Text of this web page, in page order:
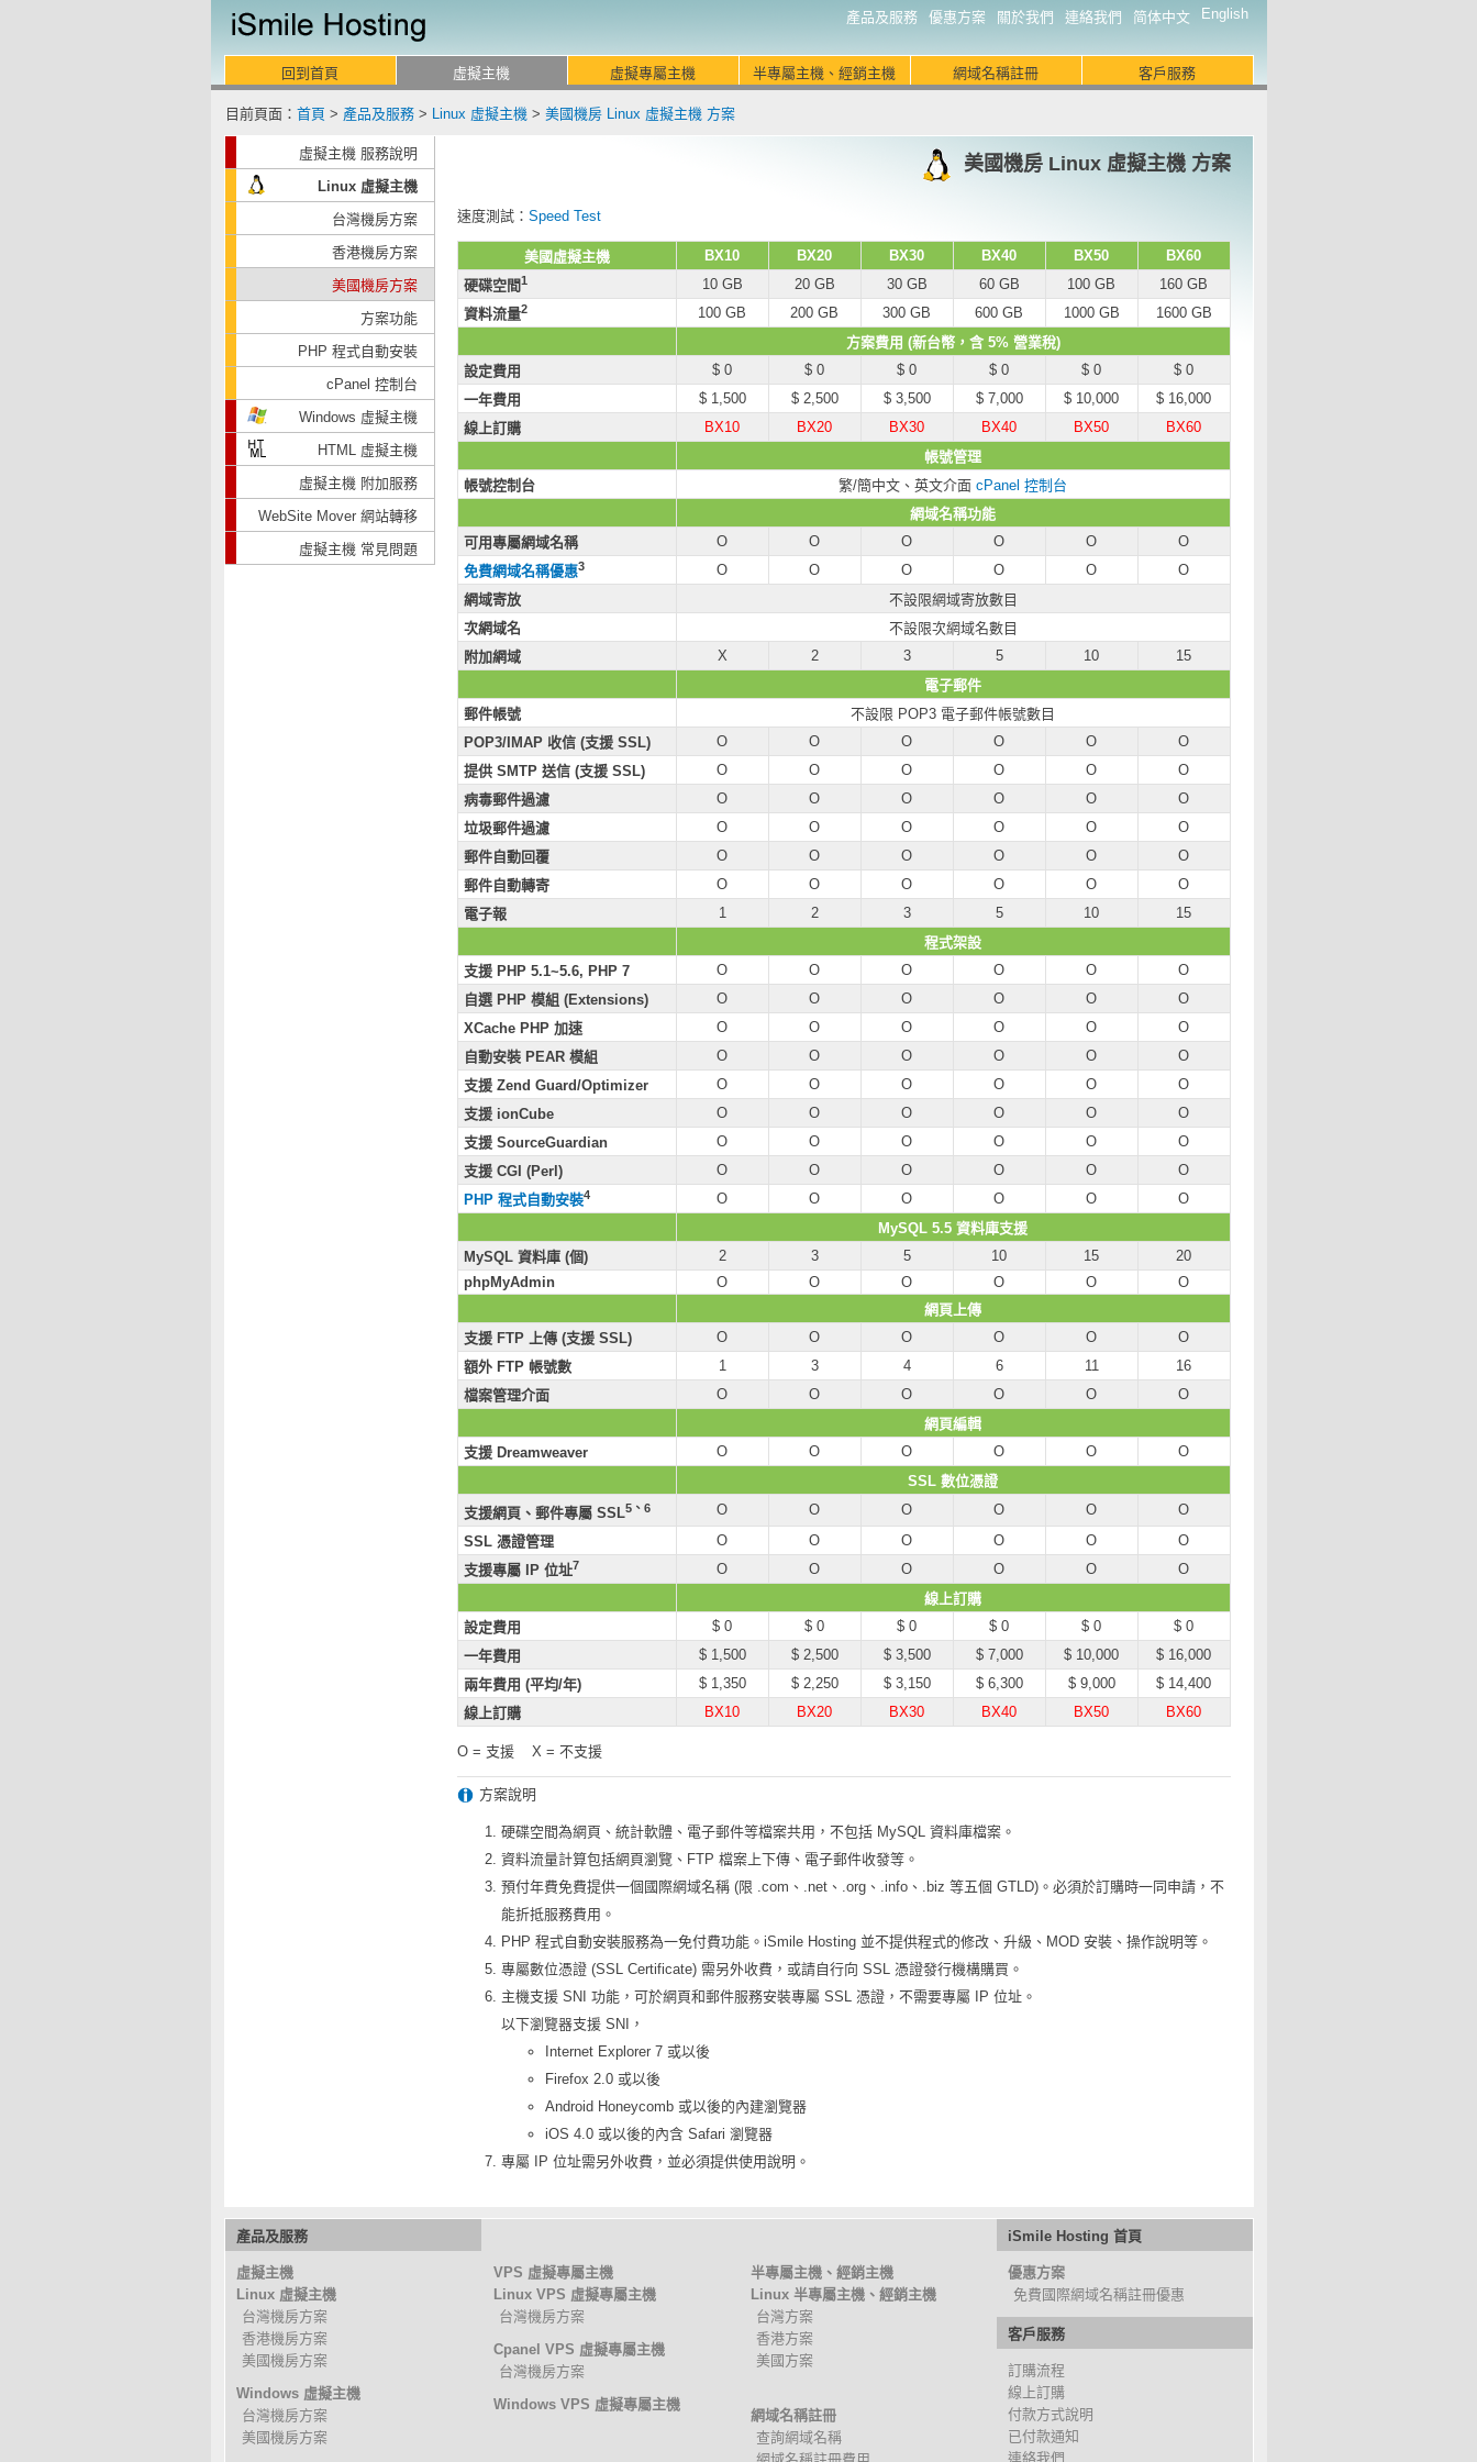
產品及服務 優惠方案 關於我們 連絡我們 简体中文 English
回到首頁 虛擬主機 虛擬專屬主機 半專屬主機、經銷主機 網域名稱註冊 客戶服務
目前頁面： 首頁 > 產品及服務> Linux 虛擬主機> 美國機房 Linux 虛擬主機 方案
虛擬主機 服務說明
Linux 虛擬主機
台灣機房方案
香港機房方案
美國機房方案
方案功能
PHP 程式自動安裝
cPanel 控制台
Windows 虛擬主機
HTML 虛擬主機
虛擬主機 附加服務
WebSite Mover 網站轉移
虛擬主機 常見問題
美國機房 Linux 虛擬主機 方案
速度測試： Speed Test
美國虛擬主機 BX10 BX20 BX30 BX40 BX50
BX60
硬碟空間1 10 GB 20 GB 30 GB 60 GB 100 GB
160 GB
資料流量2 100 GB 200 GB 300 GB 600 GB 1000 GB
1600 GB
方案費用 (新台幣，含 5% 營業稅)
設定費用
$ 0 $ 0 $ 0 $ 0 $ 0
$ 0
一年費用
$ 1,500 $ 2,500 $ 3,500 $ 7,000 $ 10,000
$ 16,000
線上訂購
BX10 BX20 BX30 BX40 BX50
BX60
帳號管理
帳號控制台
繁/簡中文、英文介面 cPanel 控制台
網域名稱功能
可用專屬網域名稱
O O O O O
O
免費網域名稱優惠3 O O O O O
O
網域寄放
不設限網域寄放數目
次網域名
不設限次網域名數目
附加網域
X 2 3 5 10
15
電子郵件
郵件帳號
不設限 POP3 電子郵件帳號數目
POP3/IMAP 收信 (支援 SSL)
O O O O O
O
提供 SMTP 送信 (支援 SSL)
O O O O O
O
病毒郵件過濾
O O O O O
O
垃圾郵件過濾
O O O O O
O
郵件自動回覆
O O O O O
O
郵件自動轉寄
O O O O O
O
電子報
1 2 3 5 10
15
程式架設
支援 PHP 5.1~5.6, PHP 7
O O O O O
O
自選 PHP 模組 (Extensions)
O O O O O
O
XCache PHP 加速
O O O O O
O
自動安裝 PEAR 模組
O O O O O
O
支援 Zend Guard/Optimizer
O O O O O
O
支援 ionCube
O O O O O
O
支援 SourceGuardian
O O O O O
O
支援 CGI (Perl)
O O O O O
O
PHP 程式自動安裝4 O O O O O
O
MySQL 5.5 資料庫支援
MySQL 資料庫 (個)
2 3 5 10 15
20
phpMyAdmin
O O O O O
O
網頁上傳
支援 FTP 上傳 (支援 SSL)
O O O O O
O
額外 FTP 帳號數
1 3 4 6 11
16
檔案管理介面
O O O O O
O
網頁編輯
支援 Dreamweaver
O O O O O
O
SSL 數位憑證
支援網頁、郵件專屬 SSL5、6 O O O O O
O
SSL 憑證管理
O O O O O
O
支援專屬 IP 位址7 O O O O O
O
線上訂購
設定費用
$ 0 $ 0 $ 0 $ 0 $ 0
$ 0
一年費用
$ 1,500 $ 2,500 $ 3,500 $ 7,000 $ 10,000
$ 16,000
兩年費用 (平均/年)
$ 1,350 $ 2,250 $ 3,150 $ 6,300 $ 9,000
$ 14,400
線上訂購
BX10 BX20 BX30 BX40 BX50 BX60
O = 支援 X = 不支援
方案說明
硬碟空間為網頁、統計軟體、電子郵件等檔案共用，不包括 MySQL 資料庫檔案。
資料流量計算包括網頁瀏覽、FTP 檔案上下傳、電子郵件收發等。
預付年費免費提供一個國際網域名稱 (限 .com、.net、.org、.info、.biz 等五個 GTLD)。必須於訂購時一同申請，不
能折抵服務費用。
PHP 程式自動安裝服務為一免付費功能。iSmile Hosting 並不提供程式的修改、升級、MOD 安裝、操作說明等。
專屬數位憑證 (SSL Certificate) 需另外收費，或請自行向 SSL 憑證發行機構購買。
主機支援 SNI 功能，可於網頁和郵件服務安裝專屬 SSL 憑證，不需要專屬 IP 位址。
以下瀏覽器支援 SNI，
Internet Explorer 7 或以後
Firefox 2.0 或以後
Android Honeycomb 或以後的內建瀏覽器
iOS 4.0 或以後的內含 Safari 瀏覽器
專屬 IP 位址需另外收費，並必須提供使用說明。
產品及服務
虛擬主機
Linux 虛擬主機
台灣機房方案
香港機房方案
美國機房方案
Windows 虛擬主機
台灣機房方案
美國機房方案
VPS 虛擬專屬主機
Linux VPS 虛擬專屬主機
台灣機房方案
Cpanel VPS 虛擬專屬主機
台灣機房方案
Windows VPS 虛擬專屬主機
半專屬主機、經銷主機
Linux 半專屬主機、經銷主機
台灣方案
香港方案
美國方案
網域名稱註冊
查詢網域名稱
iSmile Hosting 首頁
優惠方案
免費國際網域名稱註冊優惠
客戶服務
訂購流程
線上訂購
付款方式說明
已付款通知
連絡我們